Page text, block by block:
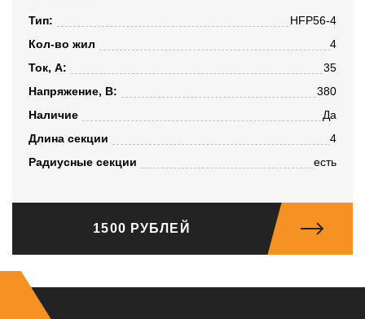
Тип:
HFP56-4
Кол-во жил
4
Ток, А:
35
Напряжение, B:
380
Наличие
Да
Длина секции
4
Радиусные секции
есть
1500 РУБЛЕЙ